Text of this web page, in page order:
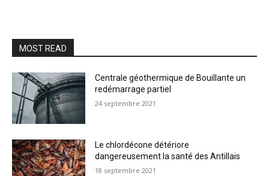
MOST READ
Centrale géothermique de Bouillante un
redémarrage partiel
24 septembre 2021
Le chlordécone détériore
dangereusement la santé des Antillais
18 septembre 2021